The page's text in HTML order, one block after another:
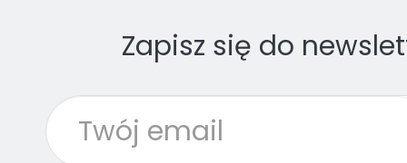
Zapisz się do